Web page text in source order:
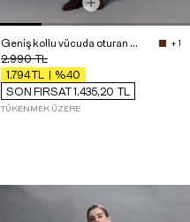
Geniş kollu vücuda oturan mini elbise + 1
2.990TL
1.794
TL
%40
SON FIRSAT 1.435,20 TL
TÜKENMEK ÜZERE